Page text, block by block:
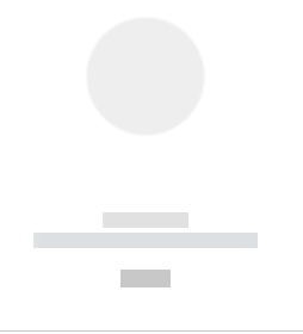
------------
----------- ----------- --------